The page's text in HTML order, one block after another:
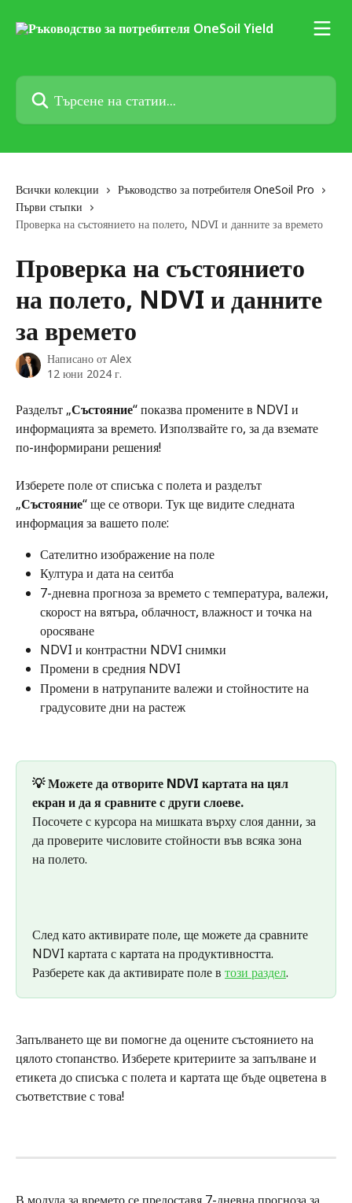
Търсене на статии...
Всички колекции
Ръководство за потребителя OneSoil Pro
Първи стъпки
Проверка на състоянието на полето, NDVI и данните за времето
Проверка на състоянието
на полето, NDVI и данните
за времето
Написано от Alex
12 юни 2024 г.
Разделът „Състояние“ показва промените в NDVI и
информацията за времето. Използвайте го, за да вземате
по-информирани решения!
Изберете поле от списъка с полета и разделът
„Състояние“ ще се отвори. Тук ще видите следната
информация за вашето поле:
Сателитно изображение на поле
Култура и дата на сеитба
7-дневна прогноза за времето с температура, валежи,
скорост на вятъра, облачност, влажност и точка на
оросяване
NDVI и контрастни NDVI снимки
Промени в средния NDVI
Промени в натрупаните валежи и стойностите на
градусовите дни на растеж
💡 Можете да отворите NDVI картата на цял
екран и да я сравните с други слоеве.
Посочете с курсора на мишката върху слоя данни, за
да проверите числовите стойности във всяка зона
на полето.
След като активирате поле, ще можете да сравните
NDVI картата с картата на продуктивността.
Разберете как да активирате поле в този раздел.
Запълването ще ви помогне да оцените състоянието на
цялото стопанство. Изберете критериите за запълване и
етикета до списъка с полета и картата ще бъде оцветена в
съответствие с това!